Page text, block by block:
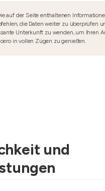
auf der Seite enthaltenen
die Daten weiter zu überprüfen
Unterkunft zu wenden, um Ihren
in vollen Zügen zu genießen.
und